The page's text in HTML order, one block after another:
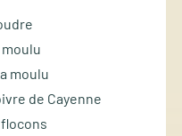
moulu
de Cayenne